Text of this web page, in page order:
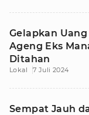
Gelapkan Uang
Ageng Eks
Ditahan
Lokal 7 Juli 2024
Sempat Jauh